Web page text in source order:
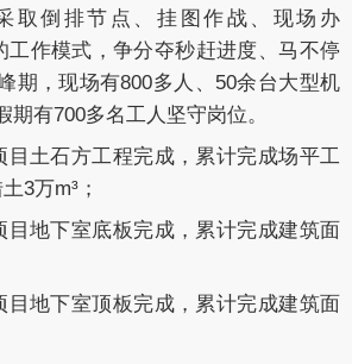
取倒排节点、挂图作战、现场办
工作模式，争分夺秒赶进度、马不停
期，现场有800多人、50余台大型机
有700多名工人坚守岗位。
目土石方工程完成，累计完成场平工
3万m³；
目地下室底板完成，累计完成建筑面
目地下室顶板完成，累计完成建筑面